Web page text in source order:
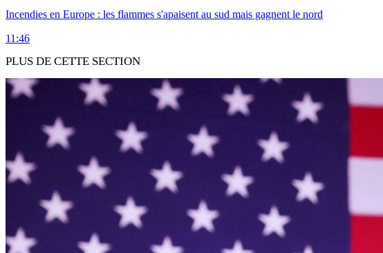
Incendies en Europe : les flammes s'apaisent au sud mais gagnent le nord
11:46
PLUS DE CETTE SECTION